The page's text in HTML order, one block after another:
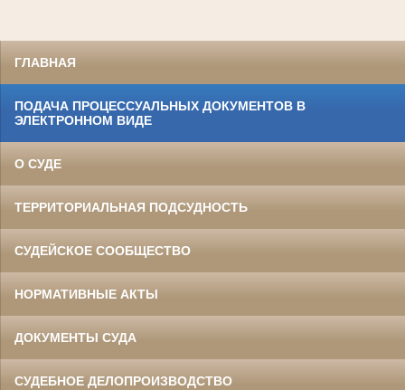
ГЛАВНАЯ
ПОДАЧА ПРОЦЕССУАЛЬНЫХ ДОКУМЕНТОВ В
ЭЛЕКТРОННОМ ВИДЕ
О СУДЕ
ТЕРРИТОРИАЛЬНАЯ ПОДСУДНОСТЬ
СУДЕЙСКОЕ СООБЩЕСТВО
НОРМАТИВНЫЕ АКТЫ
ДОКУМЕНТЫ СУДА
СУДЕБНОЕ ДЕЛОПРОИЗВОДСТВО